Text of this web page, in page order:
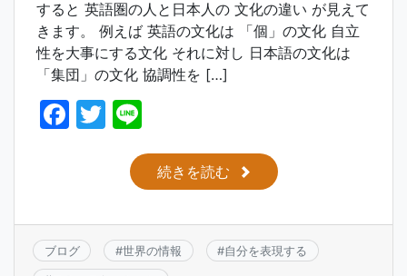
すると 英語圏の人と日本人の 文化の違い が見えて
きます。 例えば 英語の文化は 「個」の文化 自立
性を大事にする文化 それに対し 日本語の文化は
「集団」の文化 協調性を […]
F
b
o
T
itt
e続きを読む
ブログ #世界の情報 #自分を表現する